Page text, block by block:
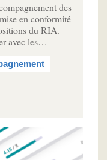
des
en conformité
du RIA.
avec les…